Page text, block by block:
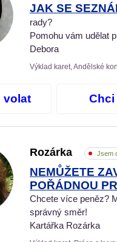
JAK SE
rady?
Pomohu vám udělat
Debora
Výklad karet, Andělské
volat Chci
Rozárka Jsem
NEMŮŽETE
POŘÁDNOU
Chcete více peněz?
správný směr!
Kartářka Rozárka